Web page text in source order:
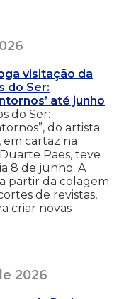
visitação da
do Ser:
até junho
do Ser:
do artista
em cartaz na
Paes, teve
8 de junho. A
partir da colagem
de revistas,
criar novas
2026